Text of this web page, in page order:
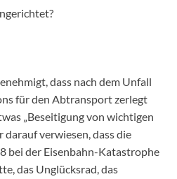
dass nach dem Unfall
für den Abtransport zerlegt
„Beseitigung von wichtigen
darauf verwiesen, dass die
bei der Eisenbahn-Katastrophe
das Unglücksrad, das